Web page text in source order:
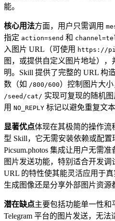
能。
核心用法方面，用户只需调用
指定 action=send 和
入图片 URL（可使用 https://
图，或提供自定义图片地址），
明。Skill 提供了完整的 URL 构
数（如 /800/600）控制图片大小
/seed/cat/ 实现可复现的随机
用 NO_REPLY 标记以避免重复文本
显著优点体现在其极简的操作流
型 Skill，它无需安装依赖或配
Picsum.photos 集成让用户无需
图片发送功能，特别适合开发
URL 的特性使其能灵活应用于
生成图像还是分享外部图片资源
潜在缺点主要包括功能单一性和
Telegram 平台的图片发送，无